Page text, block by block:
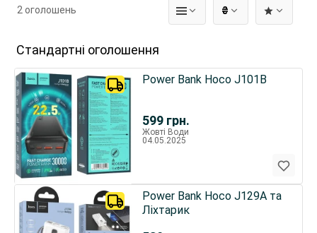
₴
2 оголошень
Стандартні оголошення
599 грн.
Power Bank Hoco J101B
Жовті Води
04.05.2025
Power Bank Hoco J129A та
Ліхтарик